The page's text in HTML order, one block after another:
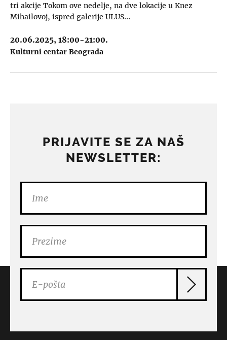
tri akcije Tokom ove nedelje, na dve lokacije u Knez
Mihailovoj, ispred galerije ULUS…
20.06.2025, 18:00-21:00.
Kulturni centar Beograda
PRIJAVITE SE ZA NAŠ
NEWSLETTER: